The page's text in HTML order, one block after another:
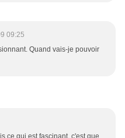
09:25
Quand vais-je pouvoir
ce qui est fascinant, c'est que